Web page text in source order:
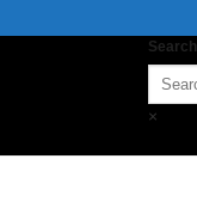
Search
×